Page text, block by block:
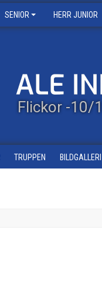
SENIOR HERR JUNIOR
Flickor -10/
TRUPPEN BILDGALLERI